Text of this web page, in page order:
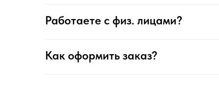
Работаете с физ. лицами?
Как оформить заказ?